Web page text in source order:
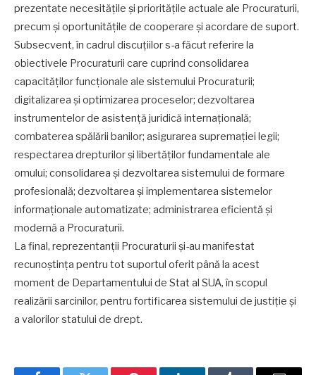
prezentate necesitățile și prioritățile actuale ale Procuraturii,
precum și oportunitățile de cooperare și acordare de suport.
Subsecvent, în cadrul discuțiilor s-a făcut referire la
obiectivele Procuraturii care cuprind consolidarea
capacităților funcționale ale sistemului Procuraturii;
digitalizarea și optimizarea proceselor; dezvoltarea
instrumentelor de asistență juridică internațională;
combaterea spălării banilor; asigurarea supremației legii;
respectarea drepturilor și libertăților fundamentale ale
omului; consolidarea și dezvoltarea sistemului de formare
profesională; dezvoltarea și implementarea sistemelor
informaționale automatizate; administrarea eficientă și
modernă a Procuraturii.
La final, reprezentanții Procuraturii și-au manifestat
recunoștința pentru tot suportul oferit până la acest
moment de Departamentului de Stat al SUA, în scopul
realizării sarcinilor, pentru fortificarea sistemului de justiție și
a valorilor statului de drept.